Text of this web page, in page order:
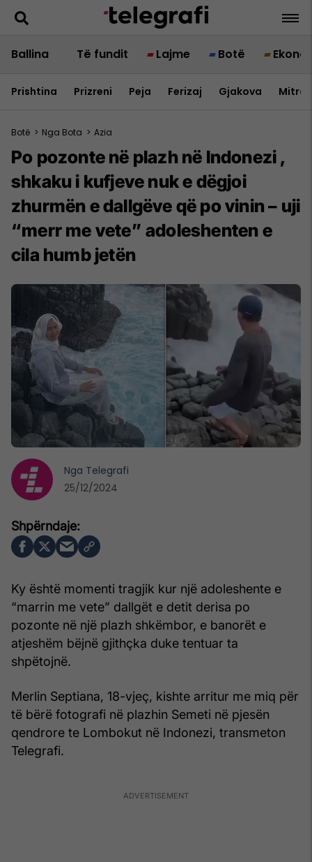
Ballina Të fundit Lajme Botë
Prishtina Prizreni Peja Ferizaj Gjakova
Botë > Nga Bota > Azia
Po pozonte në plazh në Indonezi ,
shkaku i kufjeve nuk e dëgjoi
zhurmën e dallgëve që po vinin – uji
“merr me vete” adoleshenten e
cila humb jetën
Ky është momenti tragjik kur një adoleshente e
“marrin me vete” dallgët e detit derisa po
pozonte në një plazh shkëmbor, e banorët e
atjeshëm bëjnë gjithçka duke tentuar ta
shpëtojnë.
Merlin Septiana, 18-vjeç, kishte arritur me miq për
të bërë fotografi në plazhin Semeti në pjesën
qendrore te Lombokut në Indonezi, transmeton
Telegrafi.
Nga Telegrafi
25/12/2024